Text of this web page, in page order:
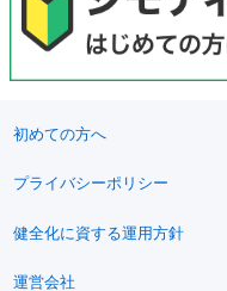
初めての方へ
プライバシーポリシー
健全化に資する運用方針
運営会社